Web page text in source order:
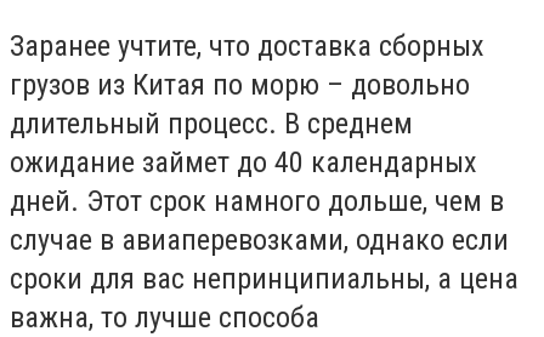
Заранее учтите, что доставка сборных
грузов из Китая по морю – довольно
длительный процесс. В среднем
ожидание займет до 40 календарных
дней. Этот срок намного дольше, чем в
случае в авиаперевозками, однако если
сроки для вас непринципиальны, а цена
важна, то лучше способа